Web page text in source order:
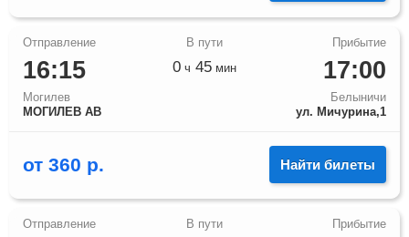
16:15
Могилев
МОГИЛЕВ АВ
17:00
Белыничи
ул. Мичурина,1
0 ч 45 мин
от 360 р. Найти билеты